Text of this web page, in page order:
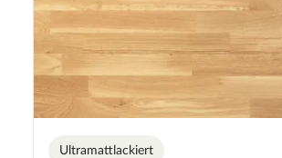
Ultramattlackiert